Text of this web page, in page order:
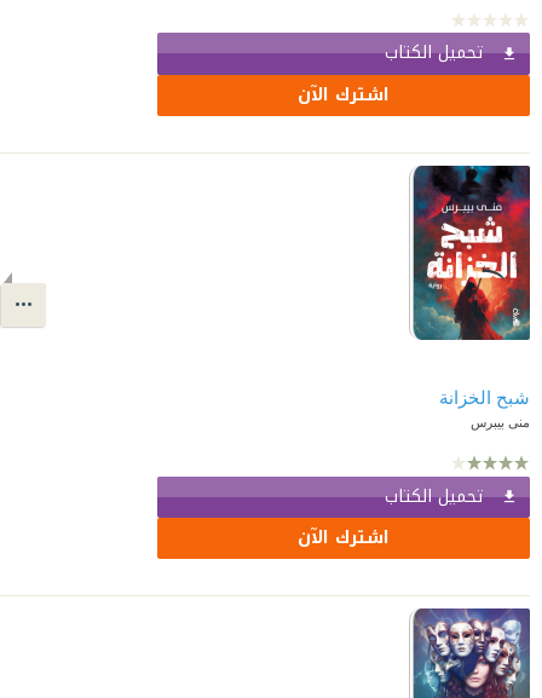
تحميل الكتاب
اشترك الآن
شبح الخزانة
منى بيبرس
تحميل الكتاب
اشترك الآن